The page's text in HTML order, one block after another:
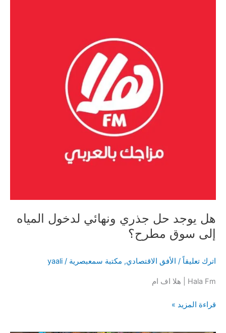
هل يوجد حل جذري ونهائي لدخول المياه
إلى سوق مطرح؟
اترك تعليقاً / الأفق الاقتصادي, مكتبة سمعبصرية /
yaali
Hala Fm | هلا اف ام
هل
قراءة المزيد »